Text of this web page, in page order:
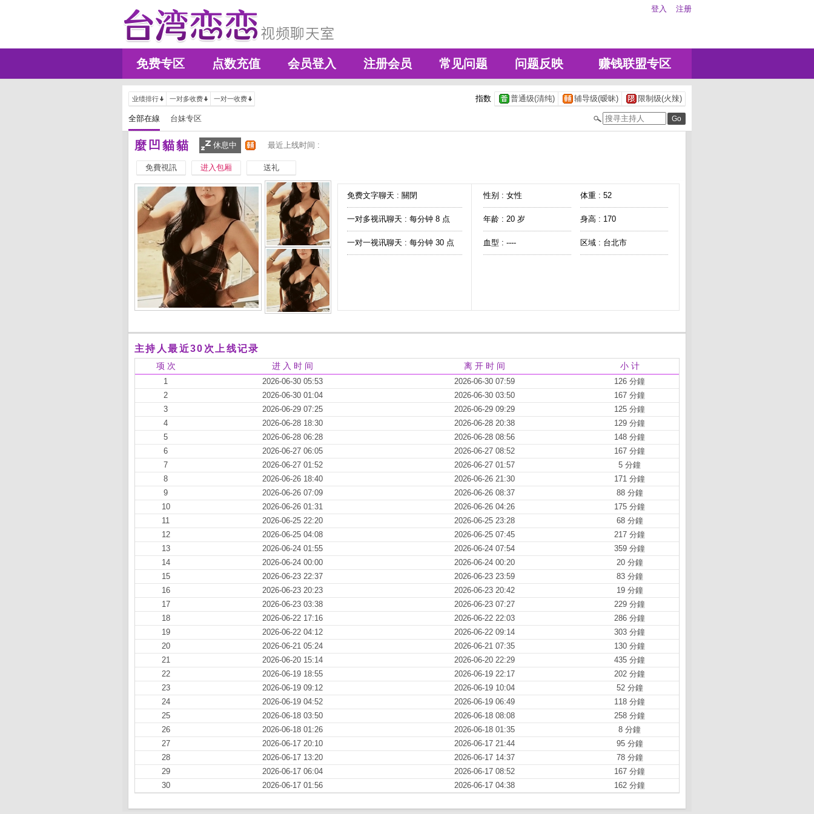
登入 注册
免费专区 点数充值 会员登入 注册会员 常见问题 问题反映 赚钱联盟专区
业绩排行 一对多收费 一对一收费 指数 普通级(清纯) 辅导级(暧昧) 限制级(火辣)
全部在線 台妹专区
麼凹貓貓 休息中 最近上线时间 :
免費視訊 进入包厢 送礼
免费文字聊天 : 關閉
一对多视讯聊天 : 每分钟 8 点
一对一视讯聊天 : 每分钟 30 点
性别 : 女性 体重 : 52
年龄 : 20 岁 身高 : 170
血型 : ---- 区域 : 台北市
主持人最近30次上线记录
项 次 进 入 时 间 离 开 时 间 小 计
1 2026-06-30 05:53 2026-06-30 07:59
126 分鐘
2
2026-06-30 01:04 2026-06-30 03:50
167 分鐘
3
2026-06-29 07:25 2026-06-29 09:29
125 分鐘
4
2026-06-28 18:30 2026-06-28 20:38
129 分鐘
5
2026-06-28 06:28 2026-06-28 08:56
148 分鐘
6
2026-06-27 06:05 2026-06-27 08:52
167 分鐘
7
2026-06-27 01:52 2026-06-27 01:57
5 分鐘
8
2026-06-26 18:40 2026-06-26 21:30
171 分鐘
9
2026-06-26 07:09 2026-06-26 08:37
88 分鐘
10
2026-06-26 01:31 2026-06-26 04:26
175 分鐘
11
2026-06-25 22:20 2026-06-25 23:28
68 分鐘
12
2026-06-25 04:08 2026-06-25 07:45
217 分鐘
13
2026-06-24 01:55 2026-06-24 07:54
359 分鐘
14
2026-06-24 00:00 2026-06-24 00:20
20 分鐘
15
2026-06-23 22:37 2026-06-23 23:59
83 分鐘
16
2026-06-23 20:23 2026-06-23 20:42
19 分鐘
17
2026-06-23 03:38 2026-06-23 07:27
229 分鐘
18
2026-06-22 17:16 2026-06-22 22:03
286 分鐘
19
2026-06-22 04:12 2026-06-22 09:14
303 分鐘
20
2026-06-21 05:24 2026-06-21 07:35
130 分鐘
21
2026-06-20 15:14 2026-06-20 22:29
435 分鐘
22
2026-06-19 18:55 2026-06-19 22:17
202 分鐘
23
2026-06-19 09:12 2026-06-19 10:04
52 分鐘
24
2026-06-19 04:52 2026-06-19 06:49
118 分鐘
25
2026-06-18 03:50 2026-06-18 08:08
258 分鐘
26
2026-06-18 01:26 2026-06-18 01:35
8 分鐘
27
2026-06-17 20:10 2026-06-17 21:44
95 分鐘
28
2026-06-17 13:20 2026-06-17 14:37
78 分鐘
29
2026-06-17 06:04 2026-06-17 08:52
167 分鐘
30
2026-06-17 01:56 2026-06-17 04:38 162 分鐘